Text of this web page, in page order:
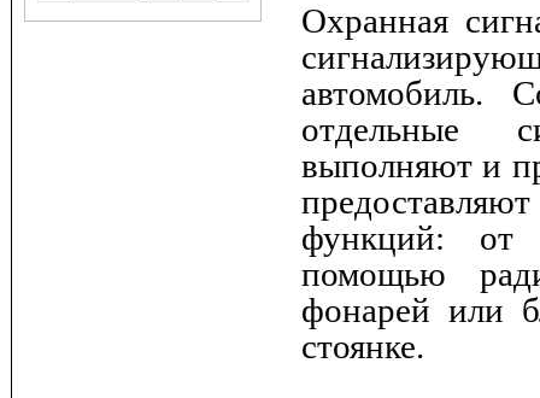
Охранная
автомобиль.
отдельные
выполняют и
функций: от
помощью
фонарей или
стоянке.